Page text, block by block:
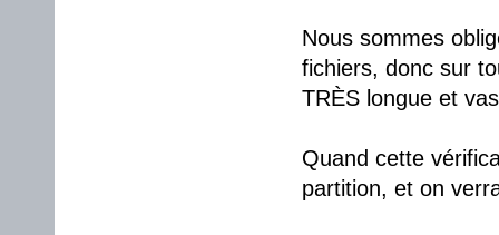
Nous sommes
fichiers, donc sur
TRÈS longue et
Quand cette
partition, et on